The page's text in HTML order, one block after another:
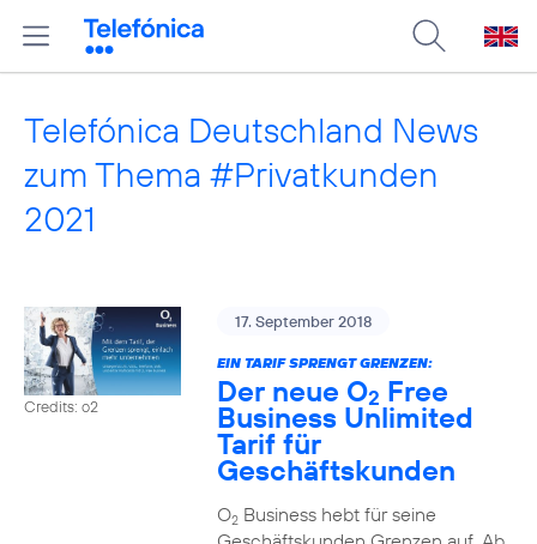
Telefónica Deutschland News
zum Thema #Privatkunden
2021
Credits: o2
17. September 2018
EIN TARIF SPRENGT GRENZEN:
Der neue O2 Free
Business Unlimited
Tarif für
Geschäftskunden
O2Business hebt für seine